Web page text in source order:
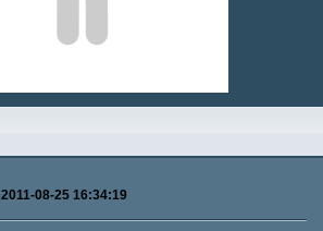
2011-08-25 16:34:19